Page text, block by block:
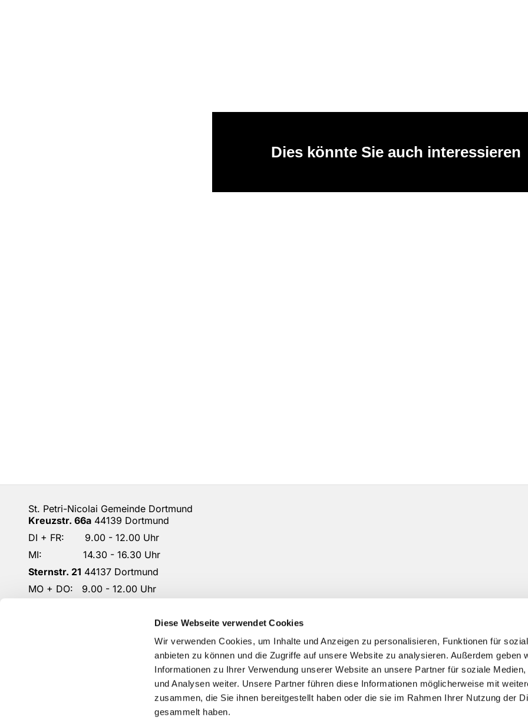
Diese Webseite verwendet Cookies
Wir verwenden Cookies, um Inhalte und Anzeigen zu personalisieren, Funktionen für
anbieten zu können und die Zugriffe auf unsere Website zu analysieren. Außerdem geben
Informationen zu Ihrer Verwendung unserer Website an unsere Partner für soziale Medien,
und Analysen weiter. Unsere Partner führen diese Informationen möglicherweise mit
zusammen, die Sie ihnen bereitgestellt haben oder die sie im Rahmen Ihrer Nutzung der
gesammelt haben.
Dies könnte Sie auch interessieren
St. Petri-Nicolai Gemeinde Dortmund
Kreuzstr. 66a 44139 Dortmund
DI + FR: 9.00 - 12.00 Uhr
MI: 14.30 - 16.30 Uhr
Sternstr. 21 44137 Dortmund
MO + DO: 9.00 - 12.00 Uhr
DO-KG-Petri-Nicolai@ekkdo.de
Kontoverbindung: Dortmunder Volksbank
IBAN: DE87 4416 0014 2301 1167 02